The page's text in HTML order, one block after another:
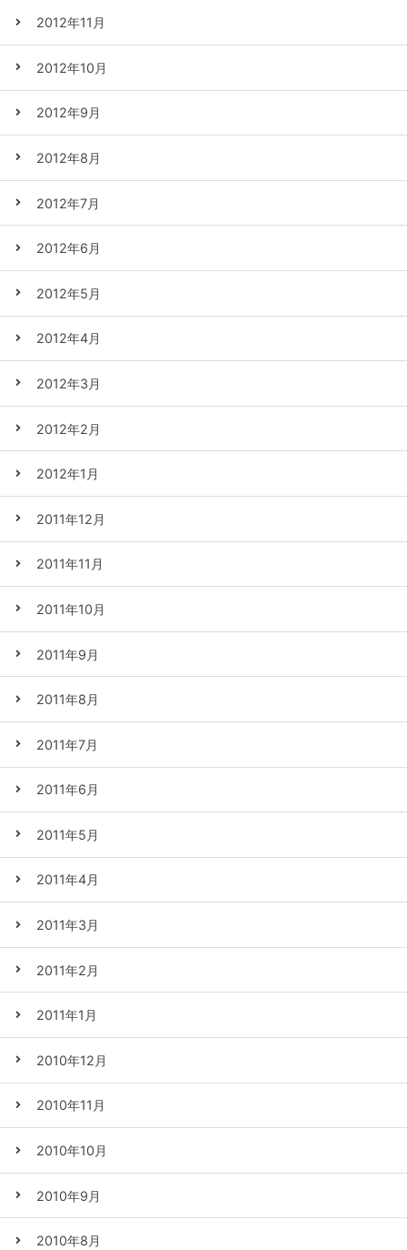
2012年11月
2012年10月
2012年9月
2012年8月
2012年7月
2012年6月
2012年5月
2012年4月
2012年3月
2012年2月
2012年1月
2011年12月
2011年11月
2011年10月
2011年9月
2011年8月
2011年7月
2011年6月
2011年5月
2011年4月
2011年3月
2011年2月
2011年1月
2010年12月
2010年11月
2010年10月
2010年9月
2010年8月